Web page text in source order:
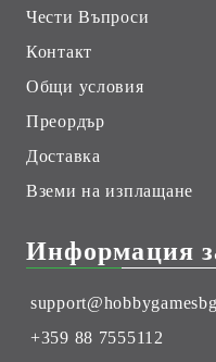
Чести Въпроси
Контакт
Общи условия
Преордър
Доставка
Вземи на изплащане
Информация
+359 88 7555112